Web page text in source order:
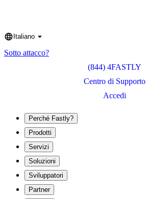
Language
Italiano
Sotto attacco?
(844) 4FASTLY
Centro di Supporto
Accedi
Perché Fastly?
Prodotti
Servizi
Soluzioni
Sviluppatori
Partner